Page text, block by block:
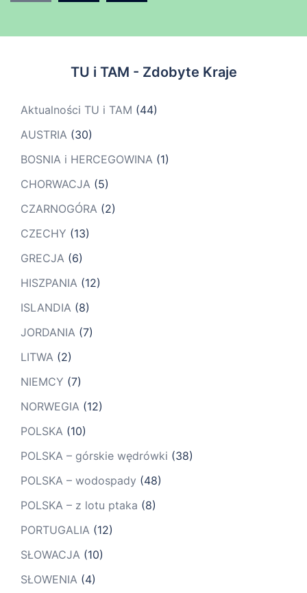
TU i TAM - Zdobyte Kraje
Aktualności TU i TAM (44)
AUSTRIA (30)
BOSNIA i HERCEGOWINA (1)
CHORWACJA (5)
CZARNOGÓRA (2)
CZECHY (13)
GRECJA (6)
HISZPANIA (12)
ISLANDIA (8)
JORDANIA (7)
LITWA (2)
NIEMCY (7)
NORWEGIA (12)
POLSKA (10)
POLSKA – górskie wędrówki (38)
POLSKA – wodospady (48)
POLSKA – z lotu ptaka (8)
PORTUGALIA (12)
SŁOWACJA (10)
SŁOWENIA (4)